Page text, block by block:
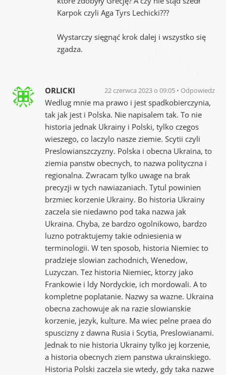
Karpok czyli Aga Tyrs Lechicki???
Wystarczy sięgnąć krok dalej i wszystko się
zgadza.
ORLICKI 22 czerwca 2023 o 09:05 Odpowiedz
Wedlug mnie ma prawo i jest spadkobierczynia,
tak jak jest i Polska. Nie napisalem tak. To nie
historia jednak Ukrainy i Polski, tylko czegos
wieszego, co laczylo nasze ziemie. Scytii czyli
Preslowianszczyzny. Polska i obecna Ukraina, to
ziemia panstw obecnych, to nazwa polityczna i
regionalna. Zwracam tylko uwage na brak
precyzji w tych nawiazaniach. Tytul powinien
brzmiec korzenie Ukrainy. Bo historia Ukrainy
zaczela sie niedawno pod taka nazwa jak
Ukraina. Chyba, ze bardzo ogolnikowo, bardzo
luzno potraktujemy takie odniesienia w
terminologii. W ten sposob, historia Niemiec to
pradzieje slowian zachodnich, Wenedow,
Luzyczan. Tez historia Niemiec, ktorzy jako
Frankowie i ldy Nordyckie, ich mordowali. A to
kompletne poplatanie. Nazwy sa wazne. Ukraina
obecna zachowuje ak na razie slowianskie
korzenie, jezyk, kulture. Ma wiec pelne praea do
spuscizny z dawna Rusia i Scytia, Preslowianami.
Jednak to nie historia Ukrainy tylko jej korzenie,
a historia obecnych ziem panstwa ukrainskiego.
Historia Polski zaczela sie wtedy, gdy taka nazwe